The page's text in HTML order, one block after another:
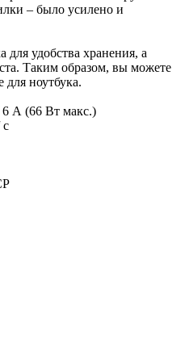
– было усилено и
удобства хранения, а
Таким образом, вы можете
для ноутбука.
6 А (66 Вт макс.)
с